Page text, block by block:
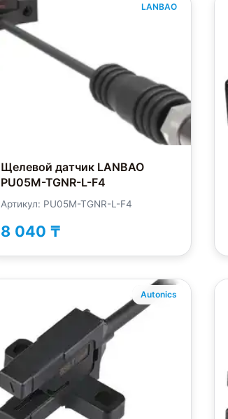
LANBAO
Щелевой датчик LANBAO
PU05M-TGNR-L-F4
Артикул: PU05M-TGNR-L-F4
8 040 ₸
Autonics